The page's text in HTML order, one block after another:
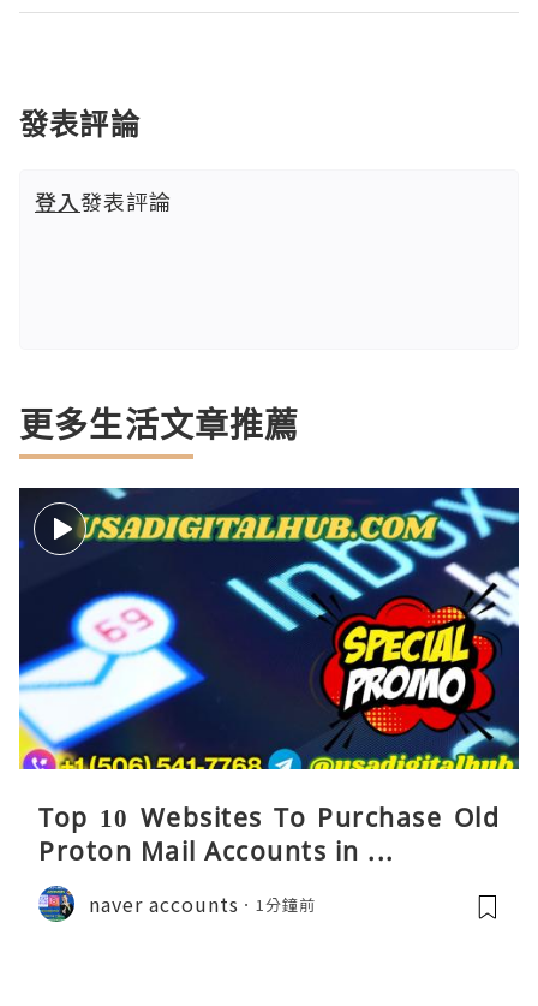
發表評論
登入發表評論
更多生活文章推薦
Top 10 Websites To Purchase Old
Proton Mail Accounts in ...
naver accounts 1分鐘前